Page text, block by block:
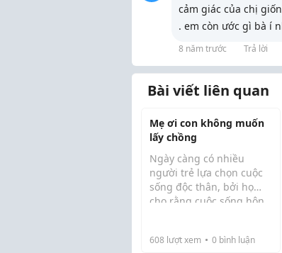
cảm giác của chị
. em còn ước gì bà í
8 năm trước Trả lời
Bài viết liên quan
Mẹ ơi con không muốn
lấy chồng
Ngày càng có nhiều
người trẻ lựa chọn cuộc
sống độc thân, bởi họ
cho rằng cuộc sống hôn
thân chất lượng cao. Và
608 lượt xem 0 bình luận